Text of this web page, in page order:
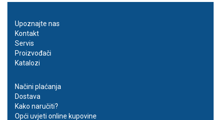
Upoznajte nas
Kontakt
Servis
Proizvođači
Katalozi
Načini plaćanja
Dostava
Kako naručiti?
Opći uvjeti online kupovine